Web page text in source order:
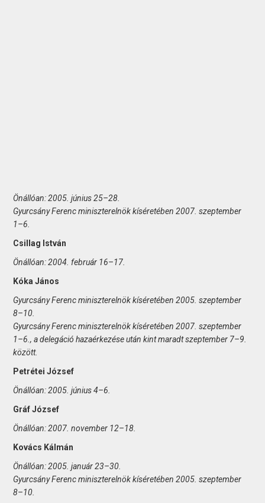
Önállóan: 2005. június 25–28.
Gyurcsány Ferenc miniszterelnök kíséretében 2007. szeptember
1–6.
Csillag István
Önállóan: 2004. február 16–17.
Kóka János
Gyurcsány Ferenc miniszterelnök kíséretében 2005. szeptember
8–10.
Gyurcsány Ferenc miniszterelnök kíséretében 2007. szeptember
1–6., a delegáció hazaérkezése után kint maradt szeptember 7–9.
között.
Petrétei József
Önállóan: 2005. június 4–6.
Gráf József
Önállóan: 2007. november 12–18.
Kovács Kálmán
Önállóan: 2005. január 23–30.
Gyurcsány Ferenc miniszterelnök kíséretében 2005. szeptember
8–10.